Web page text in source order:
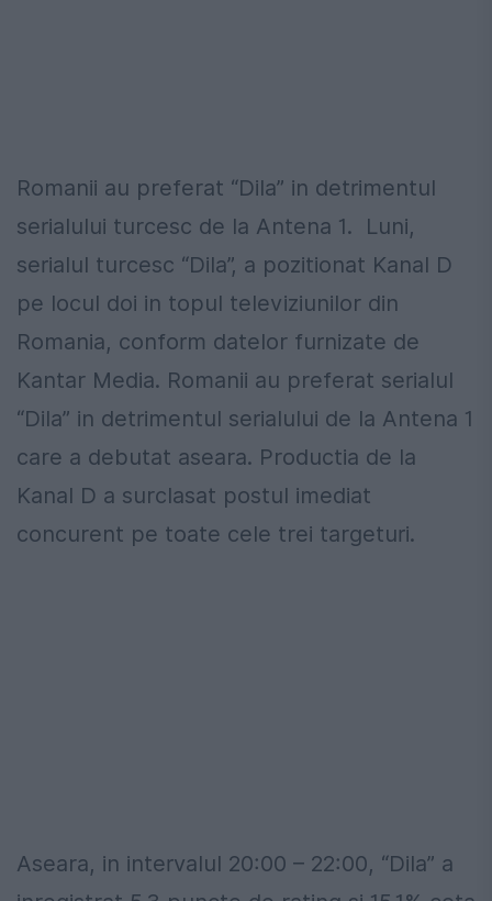
Romanii au preferat “Dila” in detrimentul
serialului turcesc de la Antena 1. Luni,
serialul turcesc “Dila”, a pozitionat Kanal D
pe locul doi in topul televiziunilor din
Romania, conform datelor furnizate de
Kantar Media. Romanii au preferat serialul
“Dila” in detrimentul serialului de la Antena 1
care a debutat aseara. Productia de la
Kanal D a surclasat postul imediat
concurent pe toate cele trei targeturi.
Aseara, in intervalul 20:00 – 22:00, “Dila” a